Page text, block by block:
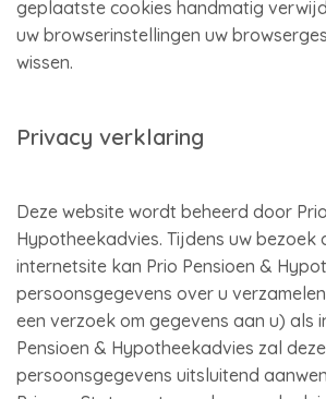
geplaatste cookies handmatig
uw browserinstellingen uw
wissen.
Privacy verklaring
Deze website wordt beheerd door
Hypotheekadvies. Tijdens uw bezoek
internetsite kan Prio Pensioen &
persoonsgegevens over u
een verzoek om gegevens aan u) als
Pensioen & Hypotheekadvies zal deze
persoonsgegevens uitsluitend